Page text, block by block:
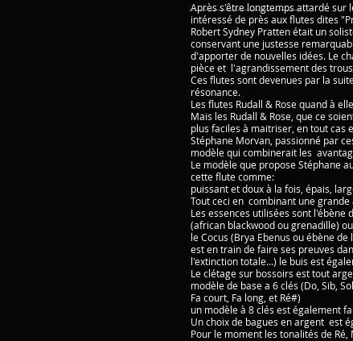
Après s'être longtemps attardé sur
intéressé de près aux flutes dites
Robert Sydney Pratten était un
conservant une justesse
d'apporter de nouvelles idées. Le
pièce et l'agrandissement des
Ces flutes sont devenues par la
résonance.
Les flutes Rudall & Rose quand à
Mais les Rudall & Rose, que ce
plus faciles à maitriser, en tout cas
Stéphane Morvan, passionné par
modèle qui combinerait les
Le modèle que propose Stéphane
cette flute comme:
puissant et doux à la fois, épais,
Tout ceci en combinant une
Les essences utilisées sont l'ébène
(african blackwood ou grenadille)
le Cocus (Brya Ebenus ou ébène
est en train de faire ses preuves
l'extinction totale...) le buis est
Le clétage sur bossoirs est tout
modèle de base a 6 clés (Do, Sib,
Fa court, Fa long, et Ré#)
un modèle à 8 clés est également
Un choix de bagues en argent est
Pour le moment les tonalités de